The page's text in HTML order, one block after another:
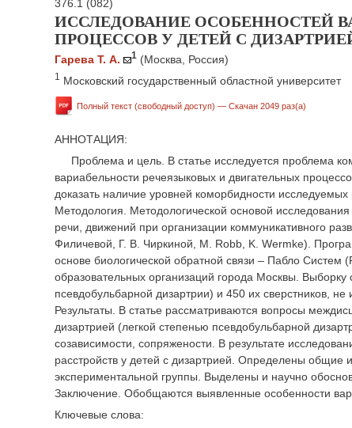
376.1 (082)
ИССЛЕДОВАНИЕ ОСОБЕННОСТЕЙ
ПРОЦЕССОВ У ДЕТЕЙ С
Гарева Т. А. 1 (Москва, Россия)
1 Московский государственный областной университет
Полный текст (свободный доступ) — Скачан 2049 раз(а)
АННОТАЦИЯ:
Проблема и цель. В статье исследуется проблема
вариабельности речеязыковых и двигательных
доказать наличие уровней коморбидности исследуемых
Методология. Методологической основой
речи, движений при организации коммуникативного
Филичевой, Г. В. Чиркиной, M. Robb, K. Wermke).
основе биологической обратной связи – Пабло
образовательных организаций города Москвы. Выборку
псевдобульбарной дизартрии) и 450 их сверстников,
Результаты. В статье рассматриваются вопросы
дизартрией (легкой степенью псевдобульбарной
созависимости, сопряжености. В результате
расстройств у детей с дизартрией. Определены
экспериментальной группы. Выделены и научно
Заключение. Обобщаются выявленные особенности
Ключевые слова: